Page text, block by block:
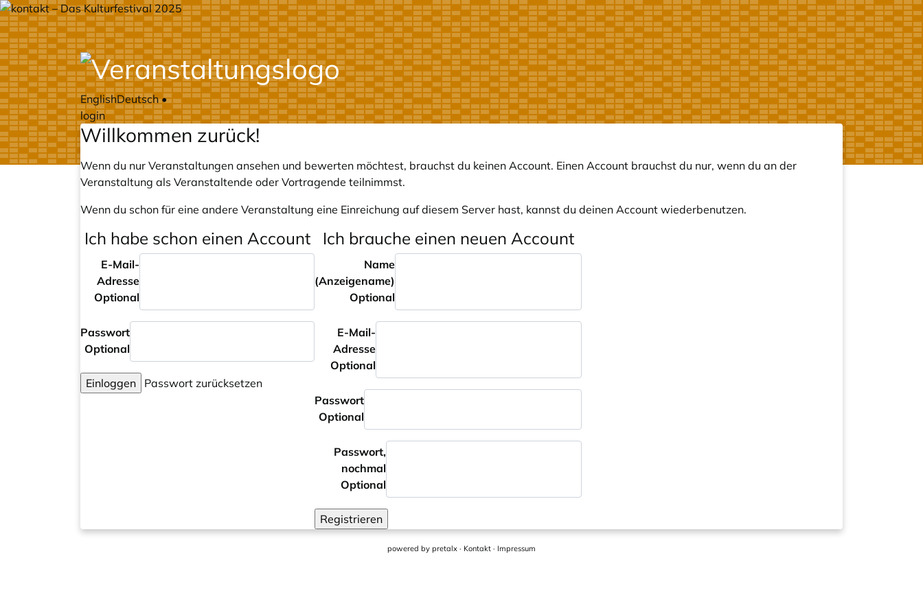
EnglishDeutsch•
login
Willkommen zurück!
Wenn du nur Veranstaltungen ansehen und bewerten möchtest, brauchst du keinen Account. Einen Account brauchst du nur, wenn du an der
Veranstaltung als Veranstaltende oder Vortragende teilnimmst.
Wenn du schon für eine andere Veranstaltung eine Einreichung auf diesem Server hast, kannst du deinen Account wiederbenutzen.
Ich habe schon einen Account
E-Mail-
Adresse
Optional
Passwort
Optional
Einloggen Passwort zurücksetzen
Ich brauche einen neuen Account
Name
(Anzeigename)
Optional
E-Mail-
Adresse
Optional
Passwort
Optional
Passwort,
nochmal
Optional
Registrieren
powered by pretalx · Kontakt · Impressum